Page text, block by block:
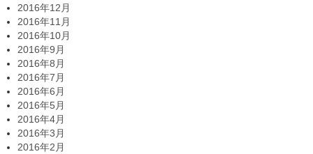
2016年12月
2016年11月
2016年10月
2016年9月
2016年8月
2016年7月
2016年6月
2016年5月
2016年4月
2016年3月
2016年2月